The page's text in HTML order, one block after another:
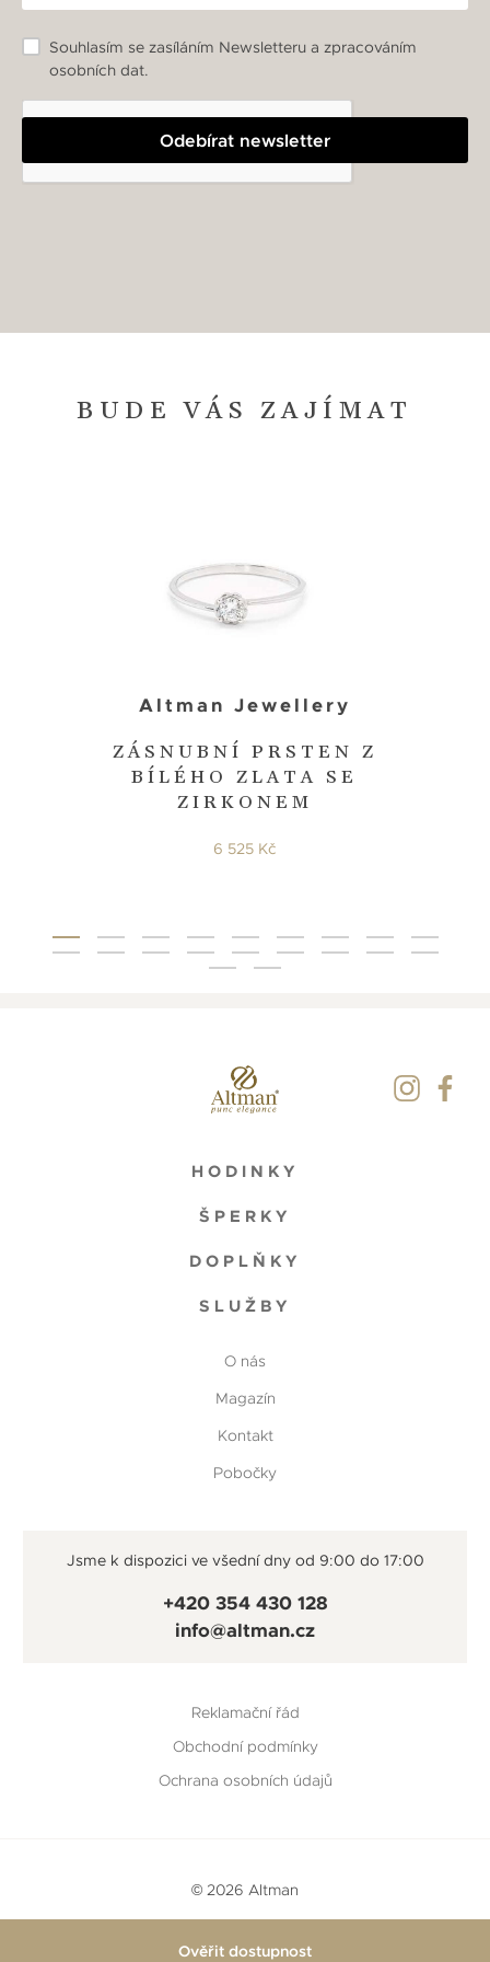
Ověřit dostupnost
Odebírat newsletter
Souhlasím se zasíláním Newsletteru a zpracováním
osobních dat.
BUDE VÁS ZAJÍMAT
ZÁSNUBNÍ PRSTEN Z
BÍLÉHO ZLATA SE
ZIRKONEM
Altman Jewellery
6 525 Kč
HODINKY
ŠPERKY
DOPLŇKY
SLUŽBY
O nás
Magazín
Kontakt
Pobočky
Jsme k dispozici ve všední dny od 9:00 do 17:00
+420 354 430 128
info@altman.cz
Reklamační řád
Obchodní podmínky
Ochrana osobních údajů
© 2026 Altman